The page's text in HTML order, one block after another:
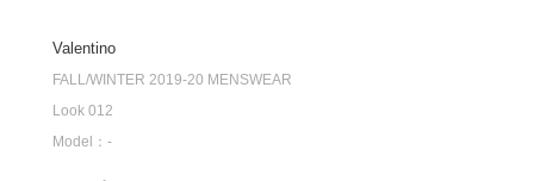
Valentino
FALL/WINTER 2019-20 MENSWEAR
Look 012
Model：-